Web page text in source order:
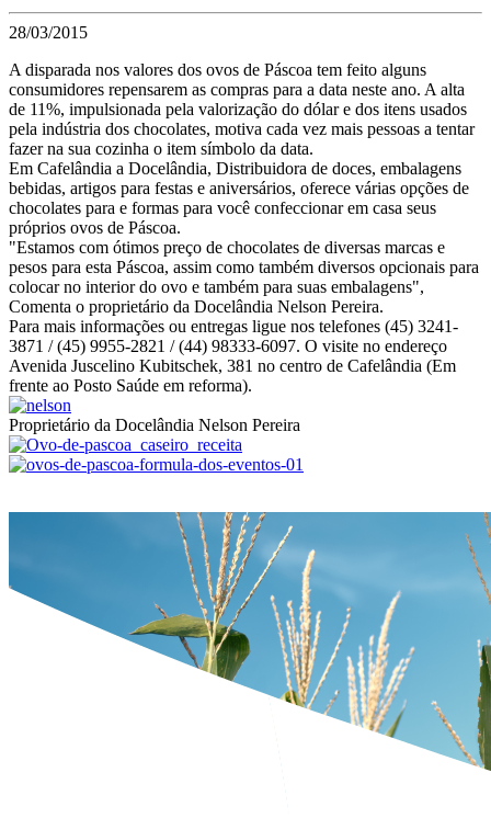
28/03/2015
A disparada nos valores dos ovos de Páscoa tem feito alguns
consumidores repensarem as compras para a data neste ano. A alta
de 11%, impulsionada pela valorização do dólar e dos itens usados
pela indústria dos chocolates, motiva cada vez mais pessoas a tentar
fazer na sua cozinha o item símbolo da data.
Em Cafelândia a Docelândia, Distribuidora de doces, embalagens
bebidas, artigos para festas e aniversários, oferece várias opções de
chocolates para e formas para você confeccionar em casa seus
próprios ovos de Páscoa.
"Estamos com ótimos preço de chocolates de diversas marcas e
pesos para esta Páscoa, assim como também diversos opcionais para
colocar no interior do ovo e também para suas embalagens",
Comenta o proprietário da Docelândia Nelson Pereira.
Para mais informações ou entregas ligue nos telefones (45) 3241-
3871 / (45) 9955-2821 / (44) 98333-6097. O visite no endereço
Avenida Juscelino Kubitschek, 381 no centro de Cafelândia (Em
frente ao Posto Saúde em reforma).
Proprietário da Docelândia Nelson Pereira